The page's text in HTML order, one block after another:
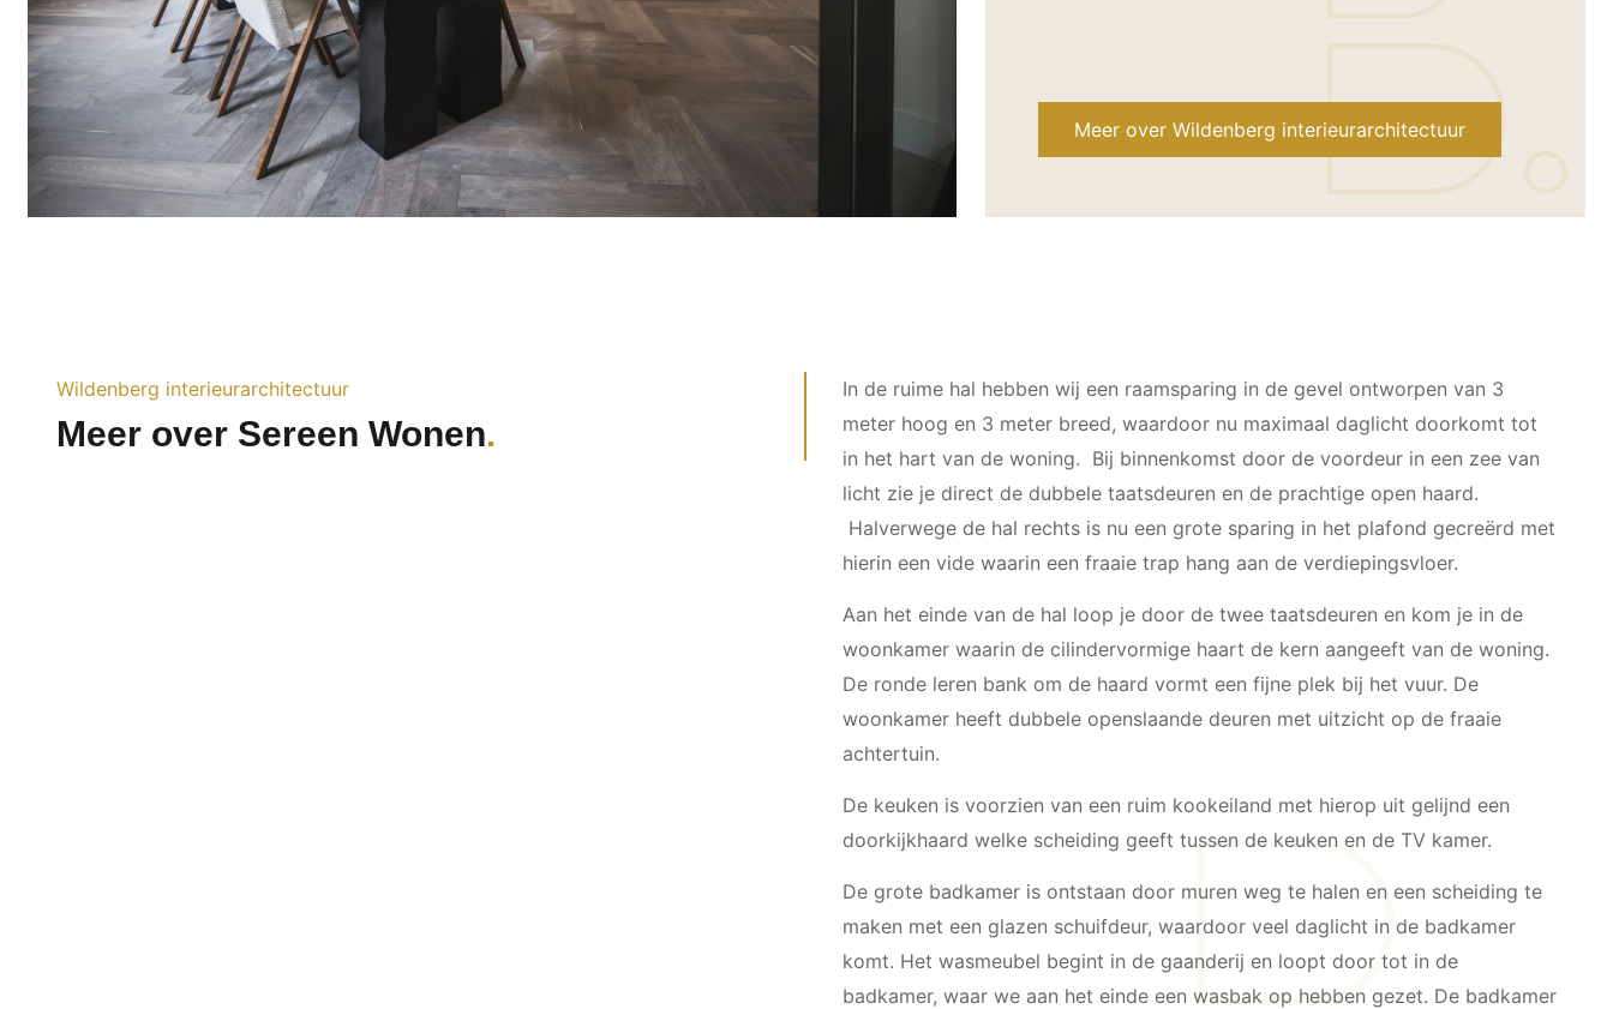
Meer over Wildenberg interieurarchitectuur
Wildenberg interieurarchitectuur
Meer over Sereen Wonen
In de ruime hal hebben wij een raamsparing in de gevel ontworpen van 3
meter hoog en 3 meter breed, waardoor nu maximaal daglicht doorkomt tot
in het hart van de woning. Bij binnenkomst door de voordeur in een zee van
licht zie je direct de dubbele taatsdeuren en de prachtige open haard.
Halverwege de hal rechts is nu een grote sparing in het plafond gecreërd met
hierin een vide waarin een fraaie trap hang aan de verdiepingsvloer.
Aan het einde van de hal loop je door de twee taatsdeuren en kom je in de
woonkamer waarin de cilindervormige haart de kern aangeeft van de woning.
De ronde leren bank om de haard vormt een fijne plek bij het vuur. De
woonkamer heeft dubbele openslaande deuren met uitzicht op de fraaie
achtertuin.
De keuken is voorzien van een ruim kookeiland met hierop uit gelijnd een
doorkijkhaard welke scheiding geeft tussen de keuken en de TV kamer.
De grote badkamer is ontstaan door muren weg te halen en een scheiding te
maken met een glazen schuifdeur, waardoor veel daglicht in de badkamer
komt. Het wasmeubel begint in de gaanderij en loopt door tot in de
badkamer, waar we aan het einde een wasbak op hebben gezet. De badkamer